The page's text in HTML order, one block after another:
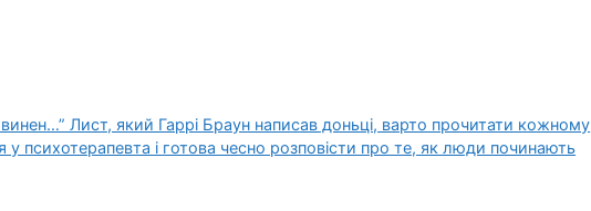
винен…” Лист, який Гаррі Браун написав доньці, варто прочитати кожному
у психотерапевта і готова чесно розповісти про те, як люди починають